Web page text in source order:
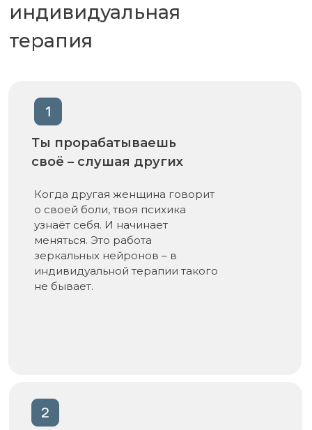
индивидуальная
терапия
Ты прорабатываешь
своё – слушая других
Когда другая женщина говорит
о своей боли, твоя психика
узнаёт себя. И начинает
меняться. Это работа
зеркальных нейронов – в
индивидуальной терапии такого
не бывает.